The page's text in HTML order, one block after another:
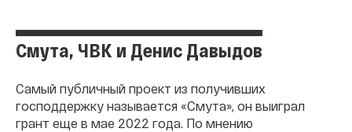
Смута, ЧВК и Денис Давыдов
Самый публичный проект из получивших
господдержку называется «Смута», он выиграл
грант еще в мае 2022 года. По мнению